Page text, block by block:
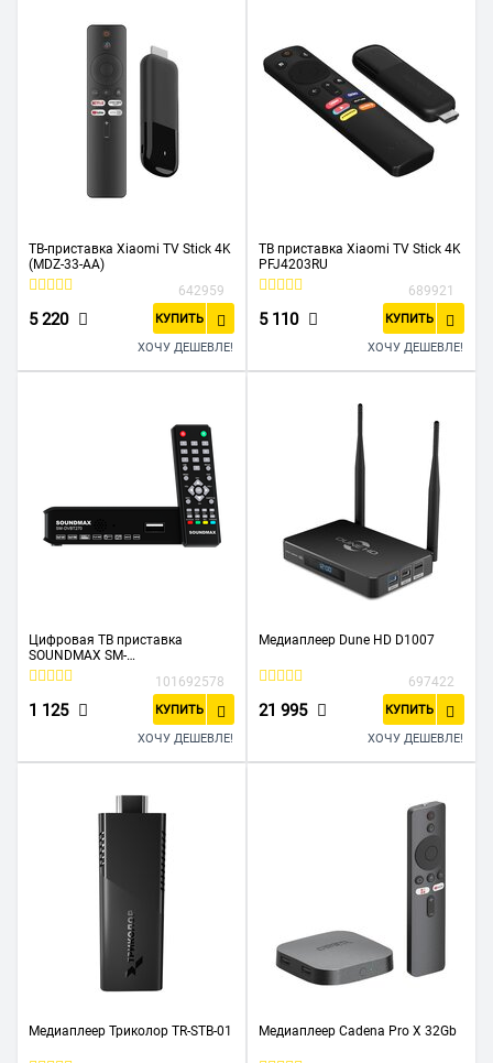
ТВ-приставка Xiaomi TV Stick 4K
(MDZ-33-AA)
642959
5 220 КУПИТЬ
ХОЧУ ДЕШЕВЛЕ!
ТВ приставка Xiaomi TV Stick 4K
PFJ4203RU
689921
5 110 КУПИТЬ
ХОЧУ ДЕШЕВЛЕ!
Цифровая ТВ приставка
SOUNDMAX SM-
DVBT270(черный)
101692578
1 125 КУПИТЬ
ХОЧУ ДЕШЕВЛЕ!
Медиаплеер Dune HD D1007
697422
21 995 КУПИТЬ
ХОЧУ ДЕШЕВЛЕ!
Медиаплеер Триколор TR-STB-01 Медиаплеер Cadena Pro X 32Gb